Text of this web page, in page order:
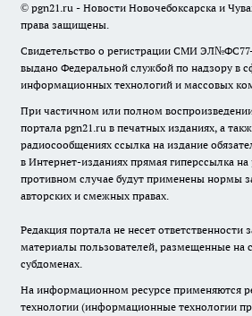
© pgn21.ru - Новости Новочебоксарска и
права защищены.
Свидетельство о регистрации СМИ ЭЛ№ФС77-
выдано Федеральной службой по надзору в
информационных технологий и массовых
При частичном или полном
портала pgn21.ru в печатных изданиях, а
радиосообщениях ссылка на издание
в Интернет-изданиях прямая гиперссылка на
противном случае будут применены нормы
авторских и смежных правах.
Редакция портала не несет ответственности
материалы пользователей, размещенные на
субдоменах.
На информационном ресурсе применяются
технологии (информационные технологии